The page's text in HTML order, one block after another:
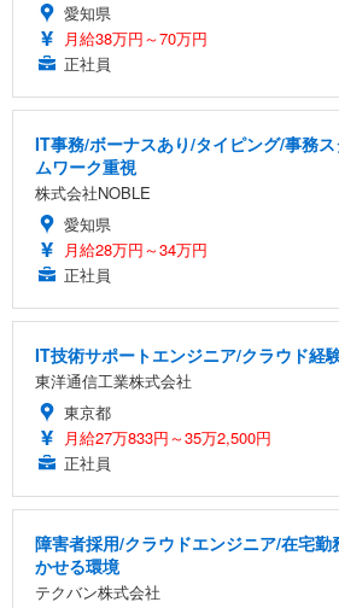
愛知県
月給38万円～70万円
正社員
IT事務/ボーナスあり/タイピング/事務
ムワーク重視
株式会社NOBLE
愛知県
月給28万円～34万円
正社員
IT技術サポートエンジニア/クラウド経
東洋通信工業株式会社
東京都
月給27万833円～35万2,500円
正社員
障害者採用/クラウドエンジニア/在宅
かせる環境
テクバン株式会社